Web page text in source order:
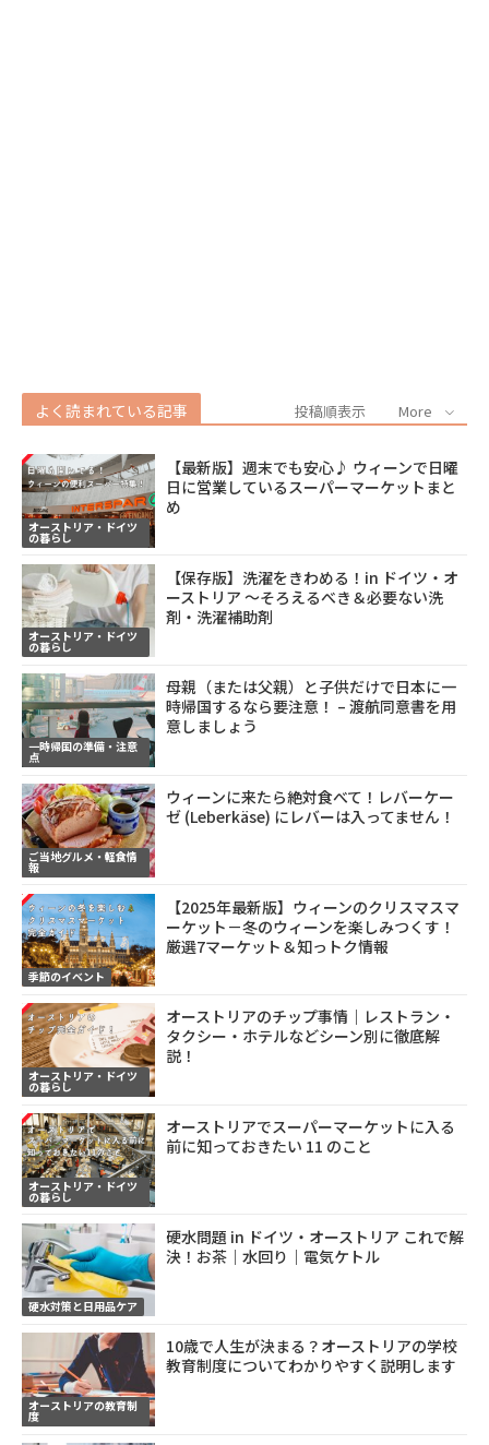
よく読まれている記事 投稿順表示 More
オーストリア・ドイツ
の暮らし
【最新版】週末でも安心♪ ウィーンで日曜
日に営業しているスーパーマーケットまと
め
オーストリア・ドイツ
の暮らし
【保存版】洗濯をきわめる！in ドイツ・オ
ーストリア ～そろえるべき＆必要ない洗
剤・洗濯補助剤
一時帰国の準備・注意
点
母親（または父親）と子供だけで日本に一
時帰国するなら要注意！ – 渡航同意書を用
意しましょう
ご当地グルメ・軽食情
報
ウィーンに来たら絶対食べて！レバーケー
ゼ (Leberkäse) にレバーは入ってません！
季節のイベント
【2025年最新版】ウィーンのクリスマスマ
ーケット－冬のウィーンを楽しみつくす！
厳選7マーケット＆知っトク情報
オーストリア・ドイツ
の暮らし
オーストリアのチップ事情｜レストラン・
タクシー・ホテルなどシーン別に徹底解
説！
オーストリア・ドイツ
の暮らし
オーストリアでスーパーマーケットに入る
前に知っておきたい 11 のこと
硬水対策と日用品ケア
硬水問題 in ドイツ・オーストリア これで解
決！お茶｜水回り｜電気ケトル
オーストリアの教育制
度
10歳で人生が決まる？オーストリアの学校
教育制度についてわかりやすく説明します